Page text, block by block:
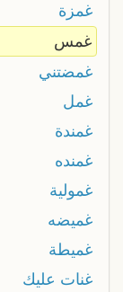
غمزة
غمس
غمضتني
غمل
غمندة
غمنده
غمولية
غميضه
غميطة
غنات عليك